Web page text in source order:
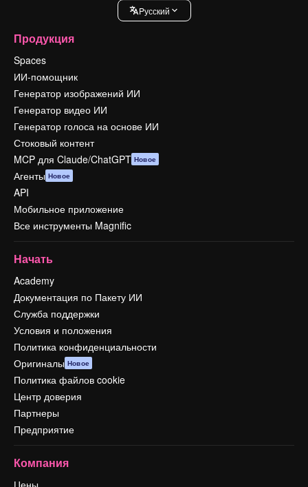
Pусский
Продукция
Spaces
ИИ-помощник
Генератор изображений ИИ
Генератор видео ИИ
Генератор голоса на основе ИИ
Стоковый контент
MCP для Claude/ChatGPT Новое
Агенты Новое
API
Мобильное приложение
Все инструменты Magnific
Начать
Academy
Документация по Пакету ИИ
Служба поддержки
Условия и положения
Политика конфиденциальности
Оригиналы Новое
Политика файлов cookie
Центр доверия
Партнеры
Предприятие
Компания